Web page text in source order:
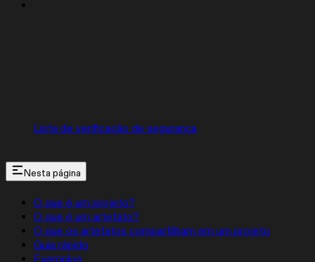
Lista de verificação de segurança
Nesta página
O que é um projeto?
O que é um artefato?
O que os artefatos compartilham em um projeto
Guia rápido